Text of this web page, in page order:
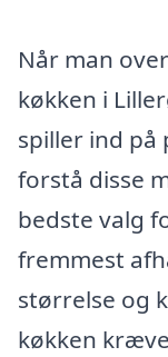
Når man
køkken i
spiller ind på
forstå disse
bedste valg
fremmest
størrelse og
køkken